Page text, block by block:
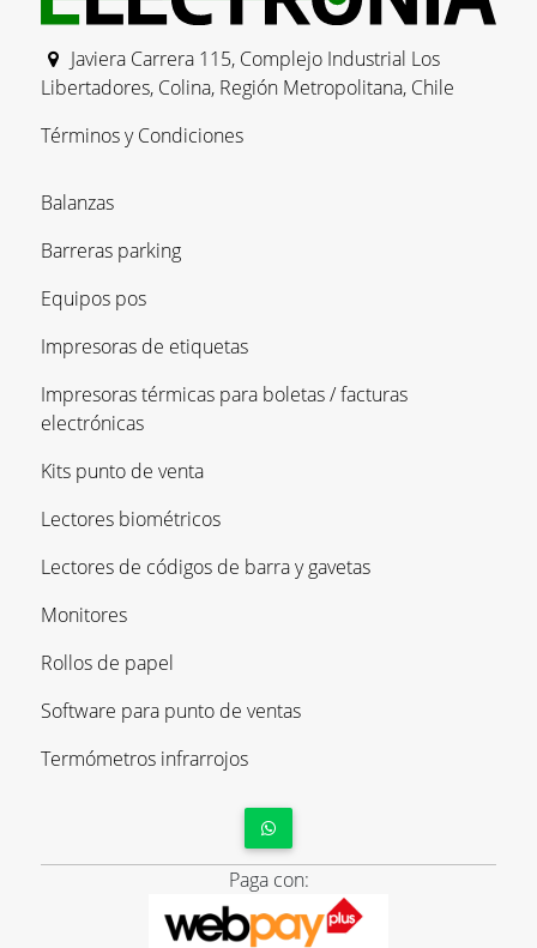
Javiera Carrera 115, Complejo Industrial Los
Libertadores, Colina, Región Metropolitana, Chile
Términos y Condiciones
Balanzas
Barreras parking
Equipos pos
Impresoras de etiquetas
Impresoras térmicas para boletas / facturas
electrónicas
Kits punto de venta
Lectores biométricos
Lectores de códigos de barra y gavetas
Monitores
Rollos de papel
Software para punto de ventas
Termómetros infrarrojos
Paga con: